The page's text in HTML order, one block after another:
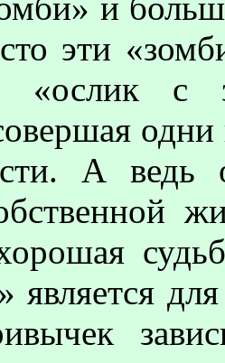
и
эти
«ослик с
А ведь
является